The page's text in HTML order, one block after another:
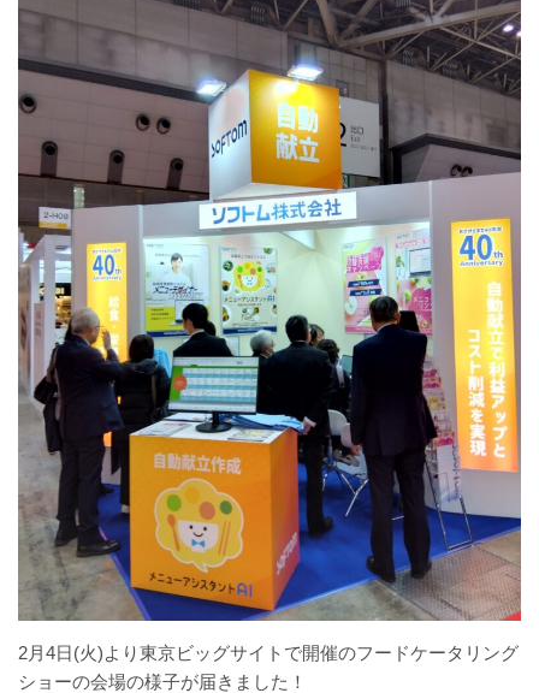
2月4日(火)より東京ビッグサイトで開催のフードケータリング
ショーの会場の様子が届きました！